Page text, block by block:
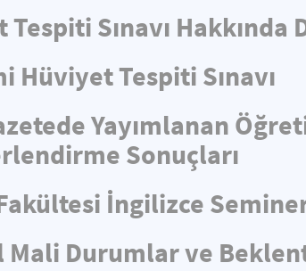
Sınavı Hakkında
Hüviyet Tespiti Sınavı
Yayımlanan
Sonuçları
İngilizce
Mali Durumlar ve